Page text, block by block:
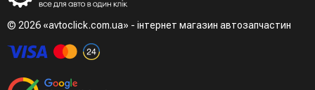
© 2026 «avtoclick.com.ua» - інтернет магазин автозапчастин